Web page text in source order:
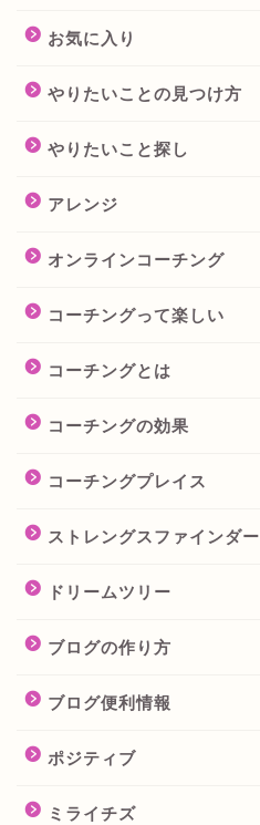
お気に入り
やりたいことの見つけ方
やりたいこと探し
アレンジ
オンラインコーチング
コーチングって楽しい
コーチングとは
コーチングの効果
コーチングプレイス
ストレングスファインダー
ドリームツリー
ブログの作り方
ブログ便利情報
ポジティブ
ミライチズ